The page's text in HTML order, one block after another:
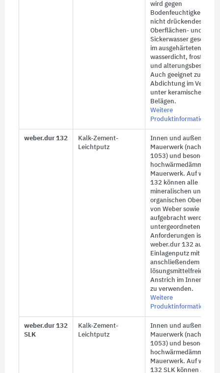
wird gegen
Bodenfeuchtigkeit und
nicht drückendes
Oberflächen- und
Sickerwasser
im ausgehärteten
wasserdicht, frost-,
und
Auch geeignet zur
Abdichtung im Verbund
unter keramischen
Belägen.
Weitere
Produktinformationen
weber.dur 132
Kalk-Zement-
Leichtputz
Innen und außen, auf
Mauerwerk (nach DIN
1053) und besonders
Mauerwerk. Auf
132 können alle
mineralischen und
organischen Oberputze
von Weber sowie
aufgebracht werden.
untergeordneten
Anforderungen ist
weber.dur 132 auch als
Einlagenputz mit
anschließendem
lösungsmittelfreiem
Anstrich im
zu verwenden.
Weitere
Produktinformationen
weber.dur 132
SLK
Kalk-Zement-
Leichtputz
Innen und außen, auf
Mauerwerk (nach DIN
1053) und besonders
Mauerwerk. Auf
132 SLK können alle